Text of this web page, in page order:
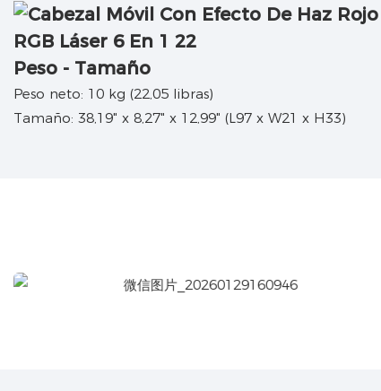
Peso - Tamaño
Peso neto: 10 kg (22,05 libras)
Tamaño: 38,19" x 8,27" x 12,99" (L97 x W21 x H33)